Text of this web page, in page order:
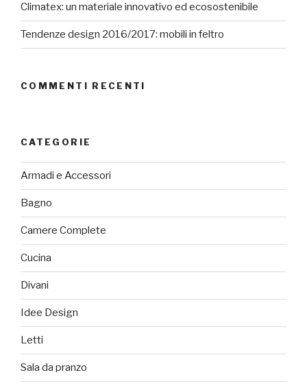
Climatex: un materiale innovativo ed ecosostenibile
Tendenze design 2016/2017: mobili in feltro
COMMENTI RECENTI
CATEGORIE
Armadi e Accessori
Bagno
Camere Complete
Cucina
Divani
Idee Design
Letti
Sala da pranzo